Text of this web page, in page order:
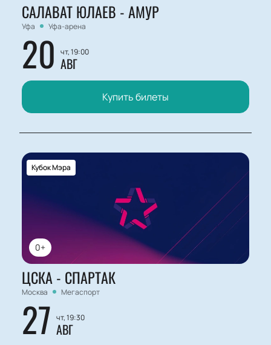
САЛАВАТ ЮЛАЕВ - АМУР
Уфа Уфа-арена
20 чт, 19:00
АВГ
Купить билеты
0+
Кубок Мэра
ЦСКА - СПАРТАК
Москва Мегаспорт
27 чт, 19:30
АВГ